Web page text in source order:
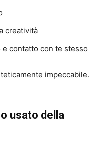
creatività
contatto con te stesso
impeccabile.
usato della